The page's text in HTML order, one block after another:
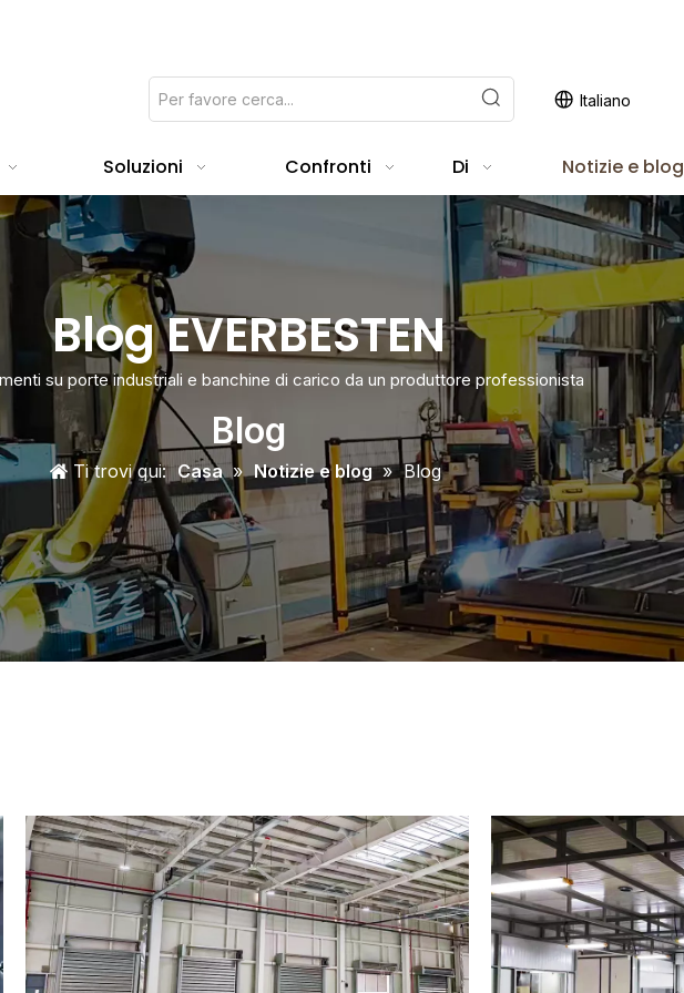
Italiano
Soluzioni Confronti Di Notizie e blog
Blog EVERBESTEN
su porte industriali e banchine di carico da un produttore professionista
Blog
Ti trovi qui: Casa » Notizie e blog » Blog